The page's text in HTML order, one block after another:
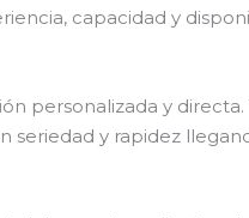
capacidad y
personalizada y
seriedad y rapidez